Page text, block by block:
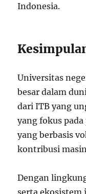
Indonesia.
Universitas
besar dalam
dari ITB yang
yang fokus
yang berbasis
kontribusi
Dengan
serta ekosistem